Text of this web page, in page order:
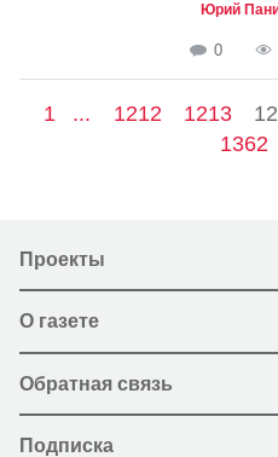
Юрий
0
1 ... 1212 1213
1362
Проекты
О газете
Обратная связь
Подписка